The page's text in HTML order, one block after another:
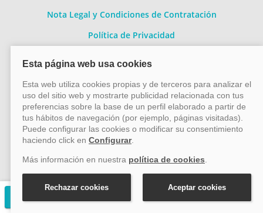
Nota Legal y Condiciones de Contratación
Política de Privacidad
Conócenos mejor
Quiénes somos
Contacto
Métodos de pago